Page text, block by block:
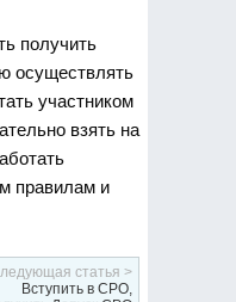
получить
осуществлять
участником
взять на
правилам и
статья >
Вступить в СРО,